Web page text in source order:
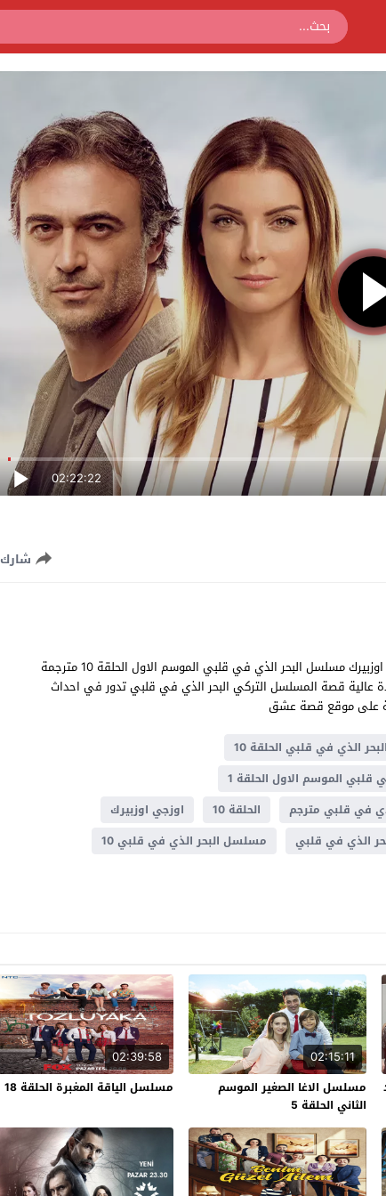
02:22:22
شارك
البحر الذي في قلبي الحلقة 10 قصة عشق بطولة قدسي و اوزجي اوزبيرك مسلسل البحر الذي في قلبي الموسم الاول الحلقة 10 مترجمة
البحر الذي في قلبي حلقة 10 يوتيوب جودة عالية قصة المسلسل التركي البحر الذي في قلبي تدور في احداث
البحر الذي في قلبي الحلقة 10
قلبي الموسم الاول الحلقة 1
في قلبي مترجم الحلقة 10
اوزجي اوزبيرك
الذي في قلبي
مسلسل البحر الذي في قلبي 10
02:15:11
مسلسل الاغا الصغير الموسم
الثاني الحلقة 5
02:39:58
مسلسل الياقة المغبرة الحلقة 18